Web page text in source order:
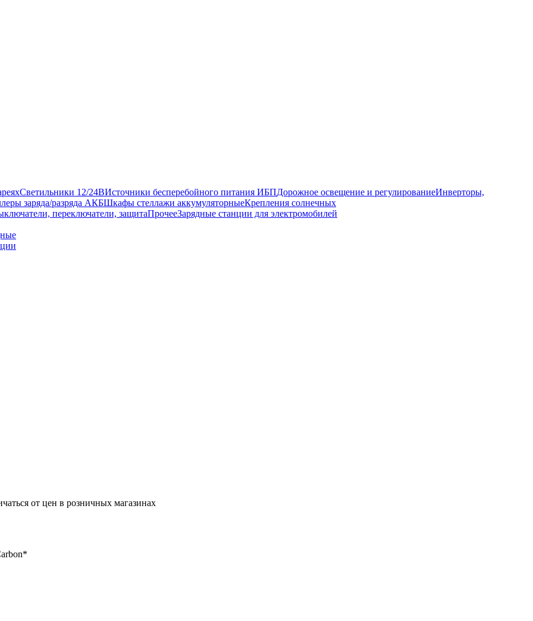
Светильники 12/24ВИсточники бесперебойного питания ИБПДорожное освещение и регулированиеИнверторы,
заряда/разряда АКБШкафы стеллажи аккумуляторныеКрепления солнечных
переключатели, защитаПрочееЗарядные станции для электромобилей
от цен в розничных магазинах